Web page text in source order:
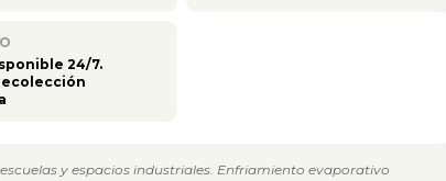
24/7.
y espacios industriales. Enfriamiento evaporativo